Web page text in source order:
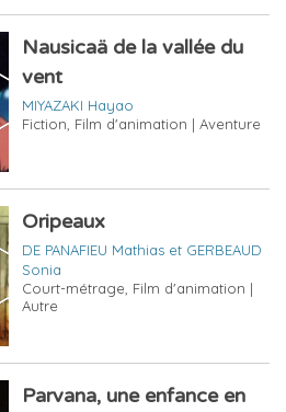
Nausicaä de la vallée du
vent
MIYAZAKI Hayao
Fiction, Film d'animation | Aventure
Oripeaux
DE PANAFIEU Mathias et GERBEAUD
Sonia
Court-métrage, Film d'animation |
Autre
Parvana, une enfance en